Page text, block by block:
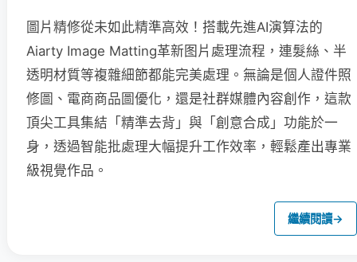
圖片精修從未如此精準高效！搭載先進AI演算法的
Aiarty Image Matting革新图片處理流程，連髮絲、半
透明材質等複雜細節都能完美處理。無論是個人證件照
修圖、電商商品圖優化，還是社群媒體內容創作，這款
頂尖工具集結「精準去背」與「創意合成」功能於一
身，透過智能批處理大幅提升工作效率，輕鬆產出專業
級視覺作品。
繼續閱讀→